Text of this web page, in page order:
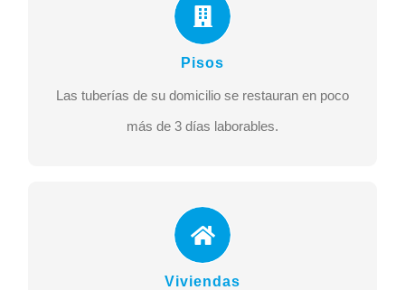
Pisos
Las tuberías de su domicilio se restauran en poco
más de 3 días laborables.
Pisos
Un domicilio se restaura en poco más de 3 días
laborables.
Viviendas
Viviendas Unifamiliares
No es necesario un permiso de obra, no realizamos
obra civil.